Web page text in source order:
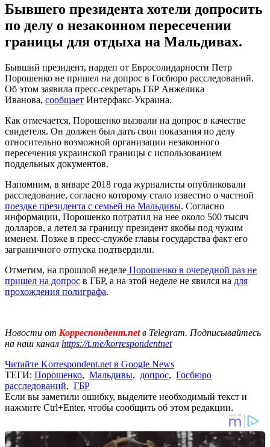
Бывшего президента хотели допросить
по делу о незаконном пересечении
границы для отдыха на Мальдивах.
Бывший президент, нардеп от Евросолидарности Петр
Порошенко не пришел на допрос в Госбюро расследований.
Об этом заявила пресс-секретарь ГБР Анжелика
Иванова, сообщает Интерфакс-Украина.
Как отмечается, Порошенко вызвали на допрос в качестве
свидетеля. Он должен был дать свои показания по делу
относительно возможной организации незаконного
пересечения украинской границы с использованием
поддельных документов.
Напомним, в январе 2018 года журналисты опубликовали
расследование, согласно которому стало известно о частной
поездке президента с семьей на Мальдивы. Согласно
информации, Порошенко потратил на нее около 500 тысяч
долларов, а летел за границу президент якобы под чужим
именем. Позже в пресс-службе главы государства факт его
заграничного отпуска подтвердили.
Отметим, на прошлой неделе Порошенко в очередной раз не
пришел на допрос в ГБР, а на этой неделе не явился на для
прохождения полиграфа.
Новости от Корреспондент.netв Telegram. Подписывайтесь
на наш канал https://t.me/korrespondentnet
Читайте Korrespondent.net в Google News
ТЕГИ: Порошенко, Мальдивы, допрос, Госбюро
расследований, ГБР
Если вы заметили ошибку, выделите необходимый текст и
нажмите Ctrl+Enter, чтобы сообщить об этом редакции.